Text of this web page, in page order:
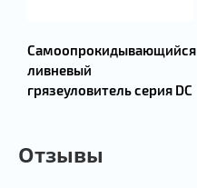
Самоопрокидывающийся
ливневый
грязеуловитель серия DC
Отзывы